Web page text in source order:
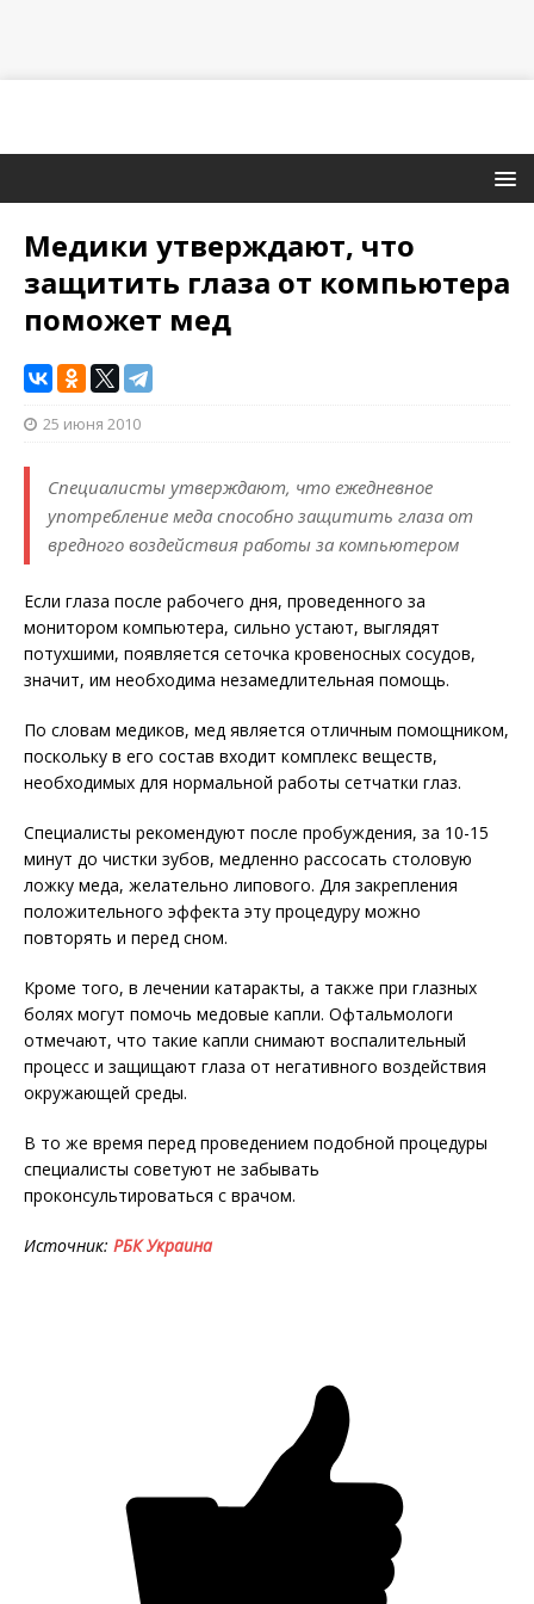
Медики утверждают, что
защитить глаза от компьютера
поможет мед
25 июня 2010
Специалисты утверждают, что ежедневное
употребление меда способно защитить глаза от
вредного воздействия работы за компьютером
Если глаза после рабочего дня, проведенного за
монитором компьютера, сильно устают, выглядят
потухшими, появляется сеточка кровеносных сосудов,
значит, им необходима незамедлительная помощь.
По словам медиков, мед является отличным помощником,
поскольку в его состав входит комплекс веществ,
необходимых для нормальной работы сетчатки глаз.
Специалисты рекомендуют после пробуждения, за 10-15
минут до чистки зубов, медленно рассосать столовую
ложку меда, желательно липового. Для закрепления
положительного эффекта эту процедуру можно
повторять и перед сном.
Кроме того, в лечении катаракты, а также при глазных
болях могут помочь медовые капли. Офтальмологи
отмечают, что такие капли снимают воспалительный
процесс и защищают глаза от негативного воздействия
окружающей среды.
В то же время перед проведением подобной процедуры
специалисты советуют не забывать
проконсультироваться с врачом.
Источник: РБК Украина